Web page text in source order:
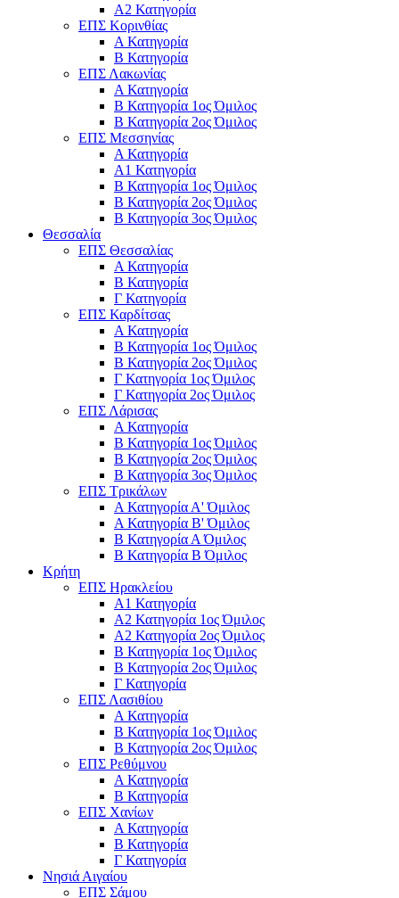
Α2 Κατηγορία
ΕΠΣ Κορινθίας
Α Κατηγορία
Β Κατηγορία
ΕΠΣ Λακωνίας
Α Κατηγορία
Β Κατηγορία 1ος Όμιλος
Β Κατηγορία 2ος Όμιλος
ΕΠΣ Μεσσηνίας
Α Κατηγορία
Α1 Κατηγορία
Β Κατηγορία 1ος Όμιλος
Β Κατηγορία 2ος Όμιλος
Β Κατηγορία 3ος Όμιλος
Θεσσαλία
ΕΠΣ Θεσσαλίας
Α Κατηγορία
Β Κατηγορία
Γ Κατηγορία
ΕΠΣ Καρδίτσας
Α Κατηγορία
Β Κατηγορία 1ος Όμιλος
Β Κατηγορία 2ος Όμιλος
Γ Κατηγορία 1ος Όμιλος
Γ Κατηγορία 2ος Όμιλος
ΕΠΣ Λάρισας
Α Κατηγορία
Β Κατηγορία 1ος Όμιλος
Β Κατηγορία 2ος Όμιλος
Β Κατηγορία 3ος Όμιλος
ΕΠΣ Τρικάλων
Α Κατηγορία Α' Όμιλος
Α Κατηγορία Β' Όμιλος
Β Κατηγορία Α Όμιλος
Β Κατηγορία Β Όμιλος
Κρήτη
ΕΠΣ Ηρακλείου
Α1 Κατηγορία
Α2 Κατηγορία 1ος Όμιλος
Α2 Κατηγορία 2ος Όμιλος
Β Κατηγορία 1ος Όμιλος
Β Κατηγορία 2ος Όμιλος
Γ Κατηγορία
ΕΠΣ Λασιθίου
Α Κατηγορία
Β Κατηγορία 1ος Όμιλος
Β Κατηγορία 2ος Όμιλος
ΕΠΣ Ρεθύμνου
Α Κατηγορία
Β Κατηγορία
ΕΠΣ Χανίων
Α Κατηγορία
Β Κατηγορία
Γ Κατηγορία
Νησιά Αιγαίου
ΕΠΣ Σάμου